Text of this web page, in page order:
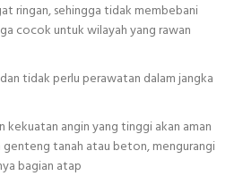
ringan, sehingga tidak membebani
cocok untuk wilayah yang rawan
tidak perlu perawatan dalam jangka
kekuatan angin yang tinggi akan aman
genteng tanah atau beton, mengurangi
bagian atap